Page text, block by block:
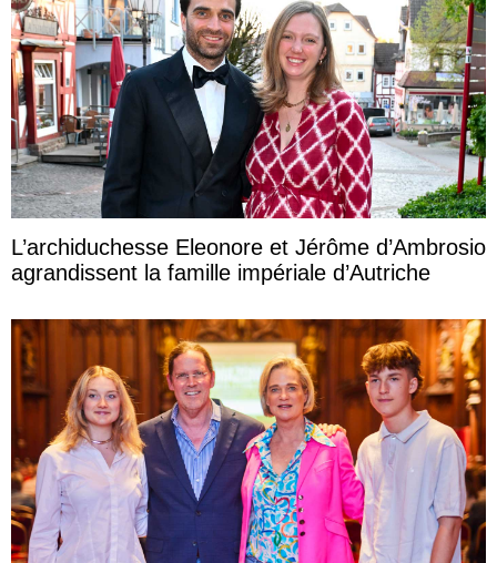
L’archiduchesse Eleonore et Jérôme d’Ambrosio
agrandissent la famille impériale d’Autriche